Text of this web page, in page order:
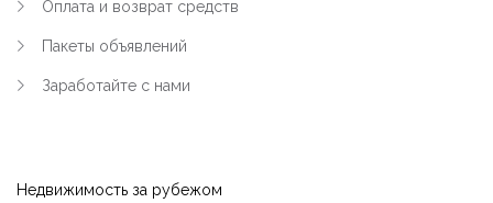
Оплата и возврат средств
Пакеты объявлений
Заработайте с нами
Недвижимость за рубежом